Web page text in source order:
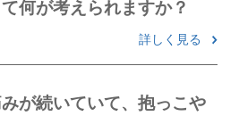
何が考えられますか？
詳しく見る
が続いていて、抱っこや